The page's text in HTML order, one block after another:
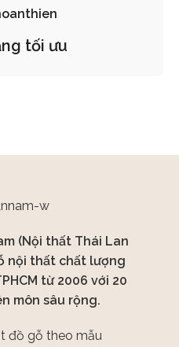
tối ưu
(Nội thất Thái Lan
nội thất chất lượng
từ 2006 với 20
môn sâu rộng.
đồ gỗ theo mẫu